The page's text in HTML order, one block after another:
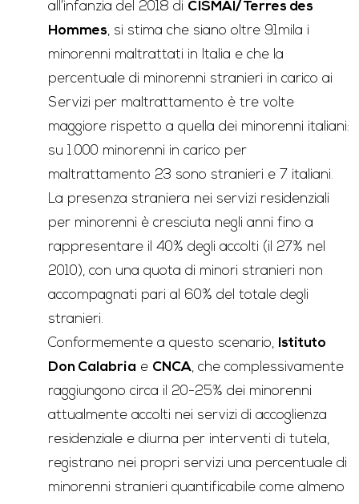
all’infanzia del 2018 di CISMAI/Terres des
Hommes, si stima che siano oltre 91mila i
minorenni maltrattati in Italia e che la
percentuale di minorenni stranieri in carico ai
Servizi per maltrattamento è tre volte
maggiore rispetto a quella dei minorenni italiani:
su 1.000 minorenni in carico per
maltrattamento 23 sono stranieri e 7 italiani.
La presenza straniera nei servizi residenziali
per minorenni è cresciuta negli anni fino a
rappresentare il 40% degli accolti (il 27% nel
2010), con una quota di minori stranieri non
accompagnati pari al 60% del totale degli
stranieri.
Conformemente a questo scenario, Istituto
Don Calabria e CNCA, che complessivamente
raggiungono circa il 20-25% dei minorenni
attualmente accolti nei servizi di accoglienza
residenziale e diurna per interventi di tutela,
registrano nei propri servizi una percentuale di
minorenni stranieri quantificabile come almeno